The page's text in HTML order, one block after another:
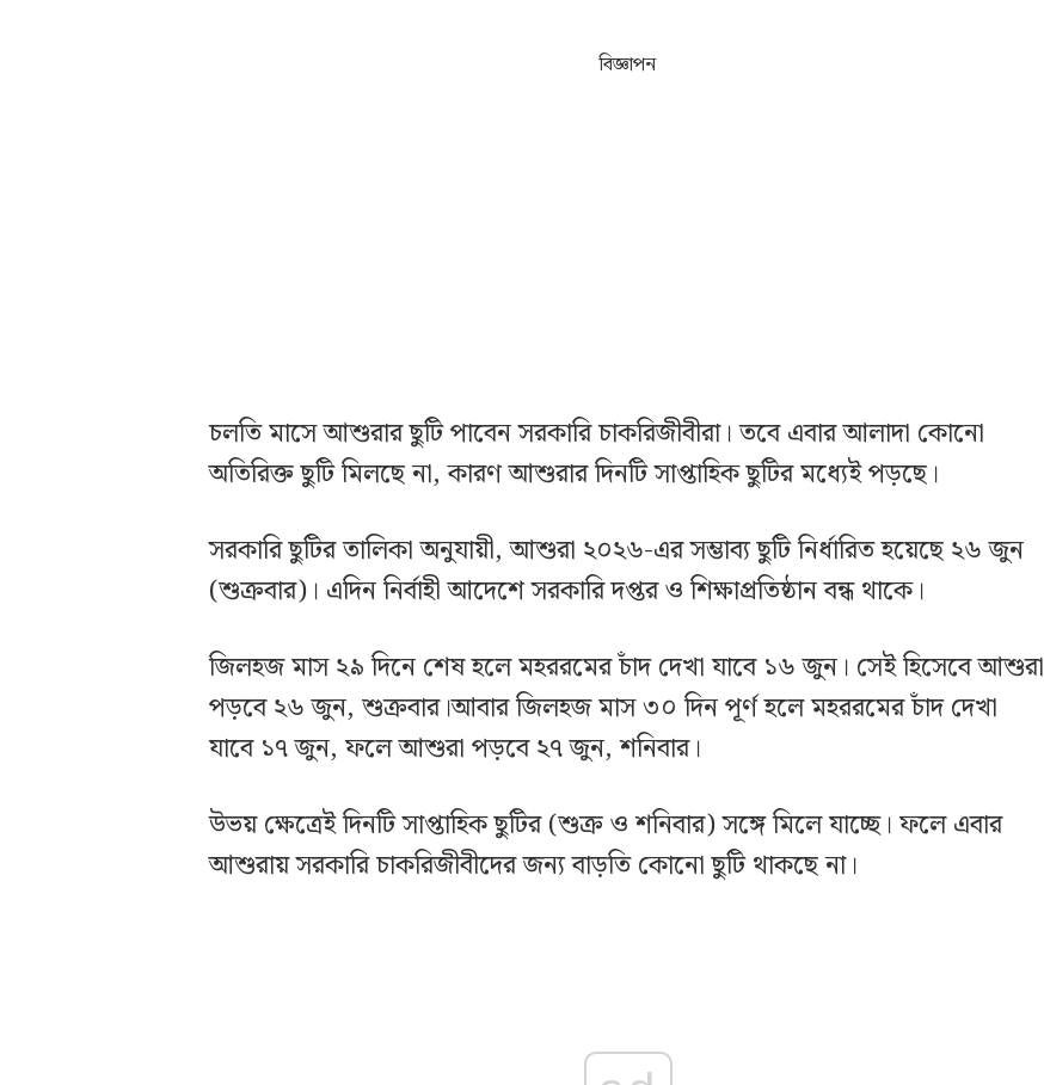
বিজ্ঞাপন
চলতি মাসে আশুরার ছুটি পাবেন সরকারি চাকরিজীবীরা। তবে এবার আলাদা কোনো
অতিরিক্ত ছুটি মিলছে না, কারণ আশুরার দিনটি সাপ্তাহিক ছুটির মধ্যেই পড়ছে।
সরকারি ছুটির তালিকা অনুযায়ী, আশুরা ২০২৬-এর সম্ভাব্য ছুটি নির্ধারিত হয়েছে ২৬ জুন
(শুক্রবার)। এদিন নির্বাহী আদেশে সরকারি দপ্তর ও শিক্ষাপ্রতিষ্ঠান বন্ধ থাকে।
জিলহজ মাস ২৯ দিনে শেষ হলে মহররমের চাঁদ দেখা যাবে ১৬ জুন। সেই হিসেবে আশুরা
পড়বে ২৬ জুন, শুক্রবার।আবার জিলহজ মাস ৩০ দিন পূর্ণ হলে মহররমের চাঁদ দেখা
যাবে ১৭ জুন, ফলে আশুরা পড়বে ২৭ জুন, শনিবার।
উভয় ক্ষেত্রেই দিনটি সাপ্তাহিক ছুটির (শুক্র ও শনিবার) সঙ্গে মিলে যাচ্ছে। ফলে এবার
আশুরায় সরকারি চাকরিজীবীদের জন্য বাড়তি কোনো ছুটি থাকছে না।